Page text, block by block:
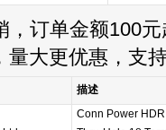
订单金额100元
量大更优惠，支
描述
Conn Power